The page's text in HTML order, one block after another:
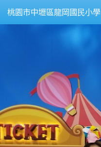
桃園市中壢區龍岡國民小學